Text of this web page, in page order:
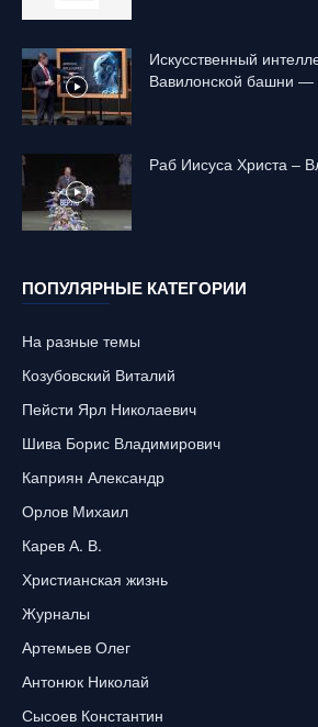
Искусственный
Вавилонской башни
Раб Иисуса Христа –
ПОПУЛЯРНЫЕ КАТЕГОРИИ
На разные темы
Козубовский Виталий
Пейсти Ярл Николаевич
Шива Борис Владимирович
Каприян Александр
Орлов Михаил
Карев А. В.
Христианская жизнь
Журналы
Артемьев Олег
Антонюк Николай
Сысоев Константин